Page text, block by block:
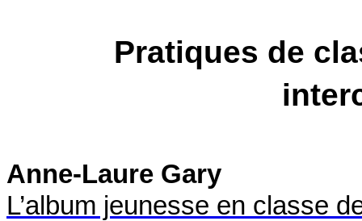
Pratiques de
Anne-Laure Gary
L’album jeunesse en classe